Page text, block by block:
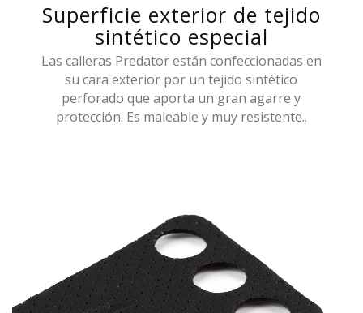
Superficie exterior de tejido
sintético especial
Las calleras Predator están confeccionadas en
su cara exterior por un tejido sintético
perforado que aporta un gran agarre y
protección. Es maleable y muy resistente..